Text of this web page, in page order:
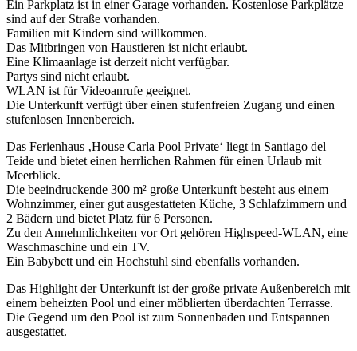
Ein Parkplatz ist in einer Garage vorhanden. Kostenlose Parkplätze
sind auf der Straße vorhanden.
Familien mit Kindern sind willkommen.
Das Mitbringen von Haustieren ist nicht erlaubt.
Eine Klimaanlage ist derzeit nicht verfügbar.
Partys sind nicht erlaubt.
WLAN ist für Videoanrufe geeignet.
Die Unterkunft verfügt über einen stufenfreien Zugang und einen
stufenlosen Innenbereich.
Das Ferienhaus ‚House Carla Pool Private‘ liegt in Santiago del
Teide und bietet einen herrlichen Rahmen für einen Urlaub mit
Meerblick.
Die beeindruckende 300 m² große Unterkunft besteht aus einem
Wohnzimmer, einer gut ausgestatteten Küche, 3 Schlafzimmern und
2 Bädern und bietet Platz für 6 Personen.
Zu den Annehmlichkeiten vor Ort gehören Highspeed-WLAN, eine
Waschmaschine und ein TV.
Ein Babybett und ein Hochstuhl sind ebenfalls vorhanden.
Das Highlight der Unterkunft ist der große private Außenbereich mit
einem beheizten Pool und einer möblierten überdachten Terrasse.
Die Gegend um den Pool ist zum Sonnenbaden und Entspannen
ausgestattet.